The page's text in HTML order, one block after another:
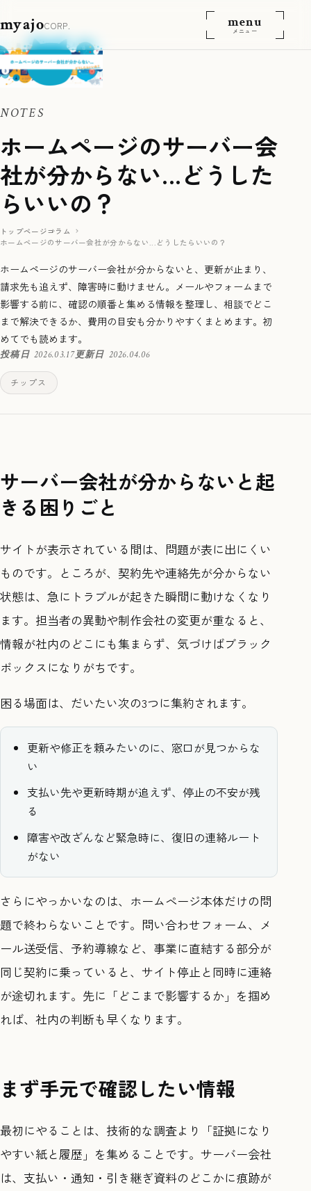
myajoCORP. menu
メニュー
NOTES
ホームページのサーバー会
社が分からない...どうした
らいいの？
トップページコラム
ホームページのサーバー会社が分からない...どうしたらいいの？
ホームページのサーバー会社が分からないと、更新が止まり、
請求先も追えず、障害時に動けません。メールやフォームまで
影響する前に、確認の順番と集める情報を整理し、相談でどこ
まで解決できるか、費用の目安も分かりやすくまとめます。初
めてでも読めます。
投稿日 2026.03.17更新日 2026.04.06
チップス
サーバー会社が分からないと起
きる困りごと
サイトが表示されている間は、問題が表に出にくい
ものです。ところが、契約先や連絡先が分からない
状態は、急にトラブルが起きた瞬間に動けなくなり
ます。担当者の異動や制作会社の変更が重なると、
情報が社内のどこにも集まらず、気づけばブラック
ボックスになりがちです。
困る場面は、だいたい次の3つに集約されます。
更新や修正を頼みたいのに、窓口が見つからな
い
支払い先や更新時期が追えず、停止の不安が残
る
障害や改ざんなど緊急時に、復旧の連絡ルート
がない
さらにやっかいなのは、ホームページ本体だけの問
題で終わらないことです。問い合わせフォーム、メ
ール送受信、予約導線など、事業に直結する部分が
同じ契約に乗っていると、サイト停止と同時に連絡
が途切れます。先に「どこまで影響するか」を掴め
れば、社内の判断も早くなります。
まず手元で確認したい情報
最初にやることは、技術的な調査より「証拠になり
やすい紙と履歴」を集めることです。サーバー会社
は、支払い・通知・引き継ぎ資料のどこかに痕跡が